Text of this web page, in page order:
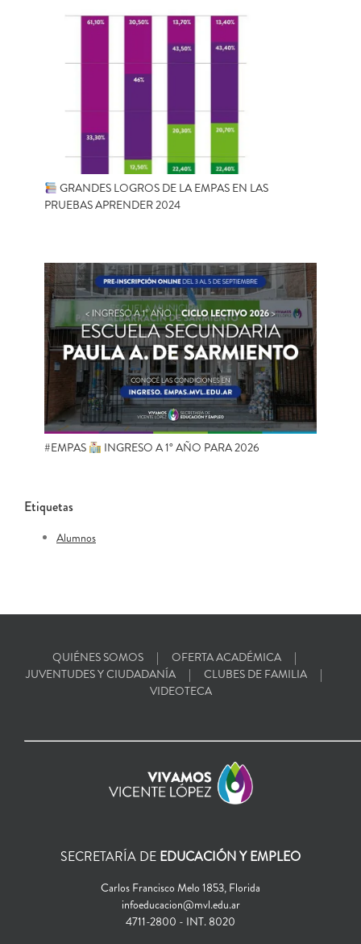
GRANDES LOGROS DE LA EMPAS EN LAS
PRUEBAS APRENDER 2024
#EMPAS INGRESO A 1° AÑO PARA 2026
Etiquetas
Alumnos
QUIÉNES SOMOS
OFERTA ACADÉMICA
JUVENTUDES Y CIUDADANÍA
CLUBES DE FAMILIA
VIDEOTECA
SECRETARÍA DE EDUCACIÓN Y EMPLEO
Carlos Francisco Melo 1853, Florida
infoeducacion@mvl.edu.ar
4711-2800 - INT. 8020